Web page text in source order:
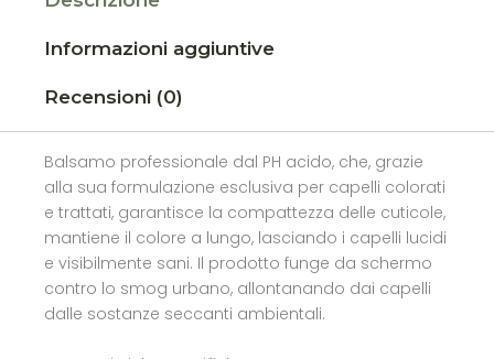
Informazioni aggiuntive
Recensioni (0)
Balsamo professionale dal PH acido, che, grazie
alla sua formulazione esclusiva per capelli colorati
e trattati, garantisce la compattezza delle cuticole,
mantiene il colore a lungo, lasciando i capelli lucidi
e visibilmente sani. Il prodotto funge da schermo
contro lo smog urbano, allontanando dai capelli
dalle sostanze seccanti ambientali.